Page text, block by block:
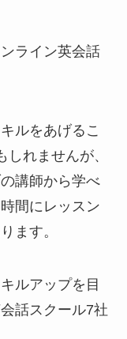
ライン英会話
ルをあげるこ
れませんが、
講師から学べ
間にレッスン
ます。
ルアップを目
話スクール7社